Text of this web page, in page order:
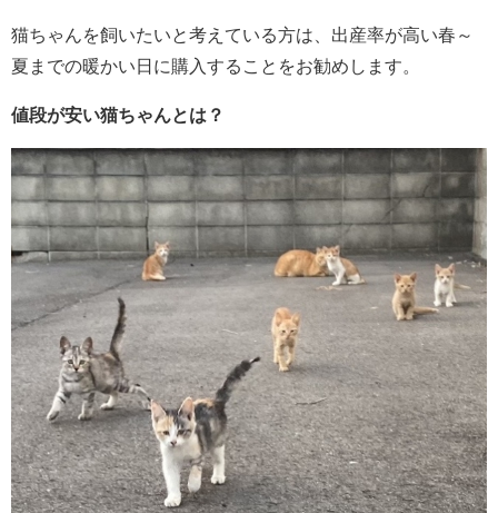
猫ちゃんを飼いたいと考えている方は、出産率が高い春～
夏までの暖かい日に購入することをお勧めします。
値段が安い猫ちゃんとは？